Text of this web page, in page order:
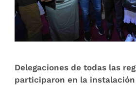
Delegaciones de todas las
participaron en la